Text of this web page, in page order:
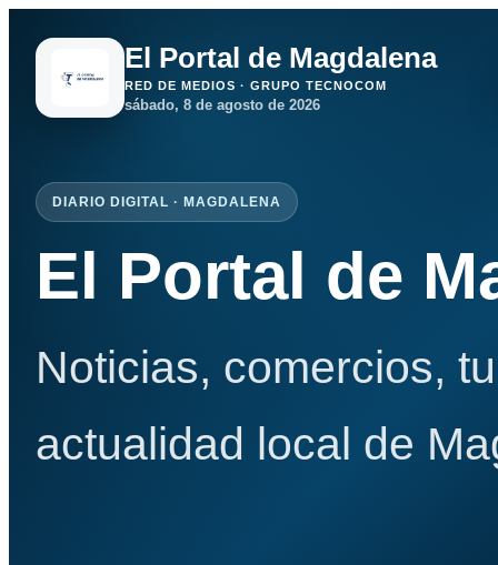
El Portal de Magdalena
RED DE MEDIOS · GRUPO TECNOCOM
sábado, 8 de agosto de 2026
DIARIO DIGITAL · MAGDALENA
El Portal de
Noticias, comercios,
actualidad local de